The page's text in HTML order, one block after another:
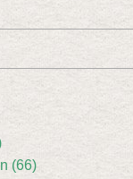
(66)